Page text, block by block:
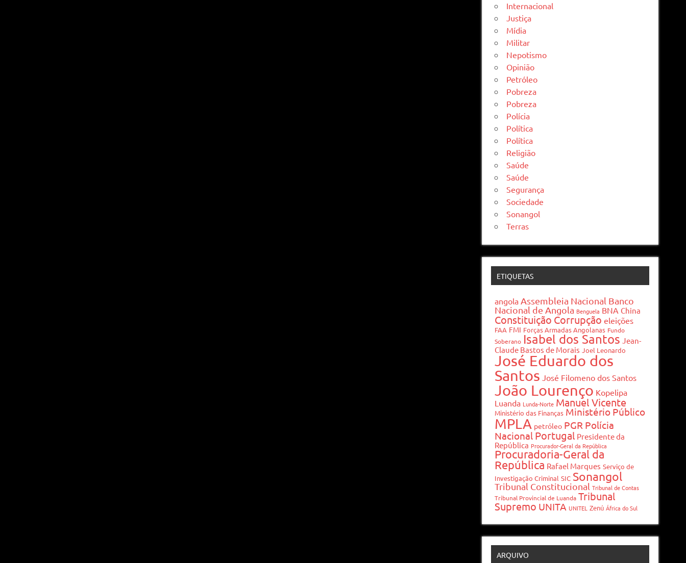
Internacional
Justiça
Mídia
Militar
Nepotismo
Opinião
Petróleo
Pobreza
Pobreza
Polícia
Política
Política
Religião
Saúde
Saúde
Segurança
Sociedade
Sonangol
Terras
ETIQUETAS
angola Assembleia Nacional Banco
Nacional de Angola Benguela BNA China
Constituição Corrupção eleições
FAA FMI Forças Armadas Angolanas Fundo
Soberano Isabel dos Santos Jean-
Claude Bastos de Morais Joel Leonardo
José Eduardo dos
Santos José Filomeno dos Santos
João Lourenço Kopelipa
Luanda Lunda-Norte Manuel Vicente
Ministério das Finanças Ministério Público
MPLA petróleo PGR Polícia
Nacional Portugal Presidente da
República Procurador-Geral da República
Procuradoria-Geral da
República Rafael Marques Serviço de
Investigação Criminal SIC Sonangol
Tribunal Constitucional Tribunal de Contas
Tribunal Provincial de Luanda Tribunal
Supremo UNITA UNITEL Zenú África do Sul
ARQUIVO